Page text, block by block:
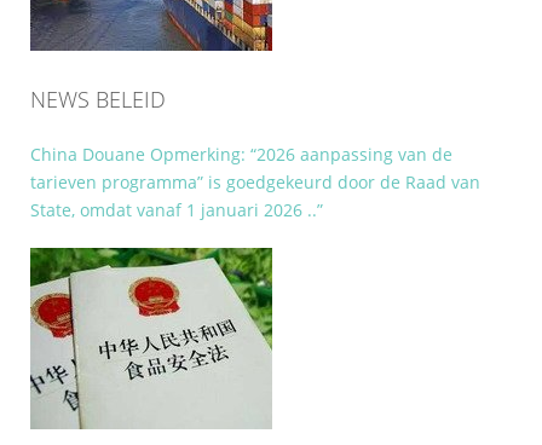
NEWS BELEID
China Douane Opmerking: “2026 aanpassing van de
tarieven programma” is goedgekeurd door de Raad van
State, omdat vanaf 1 januari 2026 ..”